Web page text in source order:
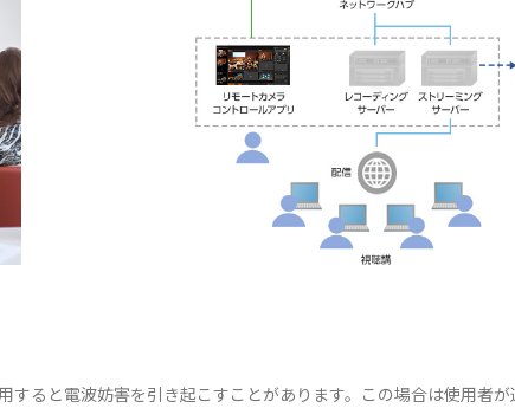
ると電波妨害を引き起こすことがあります。この場合は使用者